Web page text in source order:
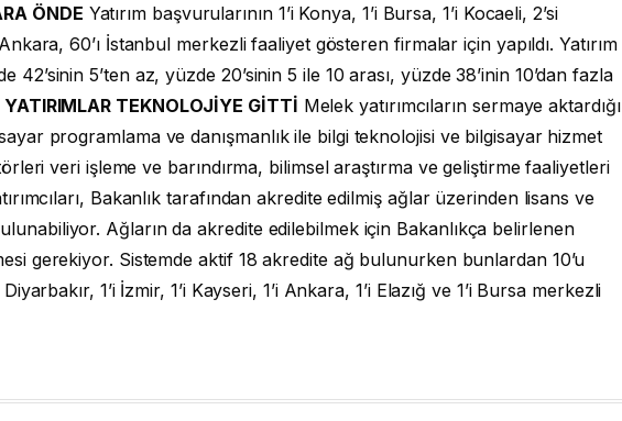
ÖNDE Yatırım başvurularının 1’i Konya, 1’i Bursa, 1’i Kocaeli, 2’si
Ankara, 60’ı İstanbul merkezli faaliyet gösteren firmalar için yapıldı. Yatırım
42’sinin 5’ten az, yüzde 20’sinin 5 ile 10 arası, yüzde 38’inin 10’dan fazla
YATIRIMLAR TEKNOLOJİYE GİTTİ Melek yatırımcıların sermaye aktardığı
programlama ve danışmanlık ile bilgi teknolojisi ve bilgisayar hizmet
veri işleme ve barındırma, bilimsel araştırma ve geliştirme faaliyetleri
Bakanlık tarafından akredite edilmiş ağlar üzerinden lisans ve
Ağların da akredite edilebilmek için Bakanlıkça belirlenen
gerekiyor. Sistemde aktif 18 akredite ağ bulunurken bunlardan 10’u
1’i İzmir, 1’i Kayseri, 1’i Ankara, 1’i Elazığ ve 1’i Bursa merkezli